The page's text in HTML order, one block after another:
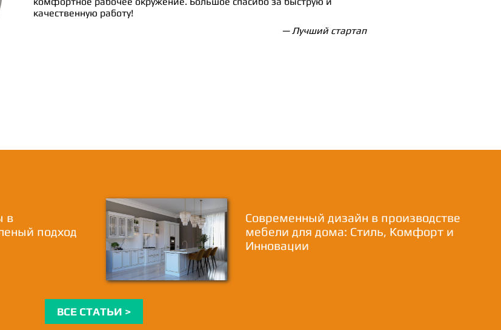
качественную работу!
— Лучший стартап
в
подход
Современный дизайн в производстве
мебели для дома: Стиль, Комфорт и
Инновации
ВСЕ СТАТЬИ >